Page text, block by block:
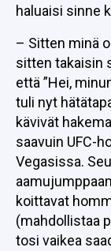
haluaisi sinne
– Sitten minä
sitten takaisin
että ”Hei,
tuli nyt
kävivät
saavuin UFC-
Vegasissa.
koittavat
(mahdollistaa
tosi vaikea